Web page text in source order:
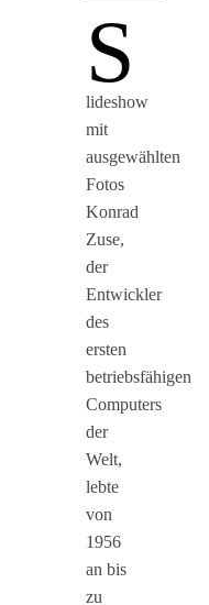
S
lideshow
mit
ausgewählten
Fotos
Konrad
Zuse,
der
Entwickler
des
ersten
betriebsfähigen
Computers
der
Welt,
lebte
von
1956
an bis
zu